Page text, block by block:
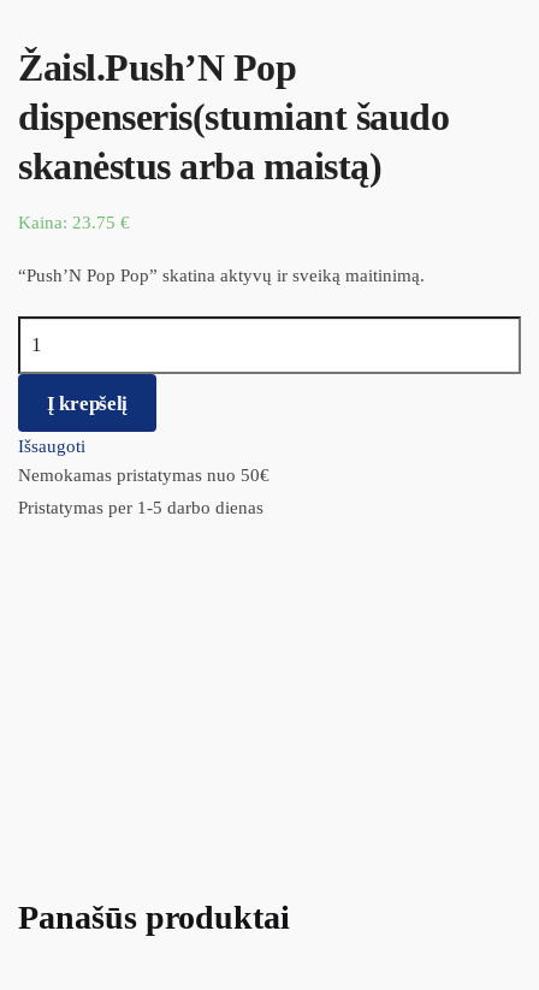
Žaisl.Push’N Pop
dispenseris(stumiant šaudo
skanėstus arba maistą)
Kaina: 23.75 €
“Push’N Pop Pop” skatina aktyvų ir sveiką maitinimą.
Į krepšelį
Išsaugoti
Nemokamas pristatymas nuo 50€
Pristatymas per 1-5 darbo dienas
Panašūs produktai